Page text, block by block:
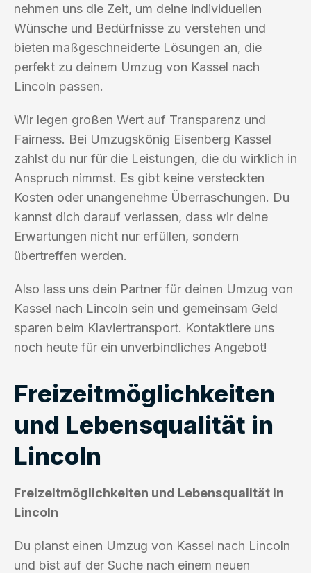
nehmen uns die Zeit, um deine individuellen
Wünsche und Bedürfnisse zu verstehen und
bieten maßgeschneiderte Lösungen an, die
perfekt zu deinem Umzug von Kassel nach
Lincoln passen.
Wir legen großen Wert auf Transparenz und
Fairness. Bei Umzugskönig Eisenberg Kassel
zahlst du nur für die Leistungen, die du wirklich in
Anspruch nimmst. Es gibt keine versteckten
Kosten oder unangenehme Überraschungen. Du
kannst dich darauf verlassen, dass wir deine
Erwartungen nicht nur erfüllen, sondern
übertreffen werden.
Also lass uns dein Partner für deinen Umzug von
Kassel nach Lincoln sein und gemeinsam Geld
sparen beim Klaviertransport. Kontaktiere uns
noch heute für ein unverbindliches Angebot!
Freizeitmöglichkeiten
und Lebensqualität in
Lincoln
Freizeitmöglichkeiten und Lebensqualität in
Lincoln
Du planst einen Umzug von Kassel nach Lincoln
und bist auf der Suche nach einem neuen